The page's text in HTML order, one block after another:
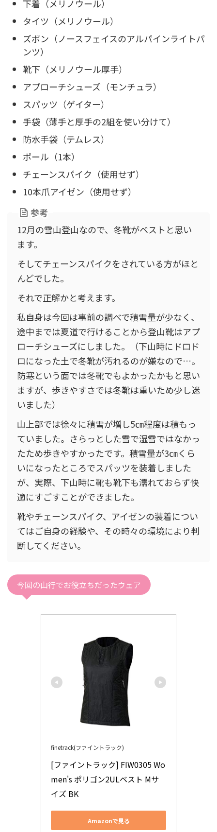
下着（メリノウール）
タイツ（メリノウール）
ズボン（ノースフェイスのアルパインライトパ
ンツ）
靴下（メリノウール厚手）
アプローチシューズ（モンチュラ）
スパッツ（ゲイター）
手袋（薄手と厚手の2組を使い分けて）
防水手袋（テムレス）
ポール（1本）
チェーンスパイク（使用せず）
10本爪アイゼン（使用せず）
参考
12月の雪山登山なので、冬靴がベストと思い
ます。
そしてチェーンスパイクをされている方がほと
んどでした。
それで正解かと考えます。
私自身は今回は事前の調べで積雪量が少なく、
途中までは夏道で行けることから登山靴はアプ
ローチシューズにしました。（下山時にドロド
ロになった土で冬靴が汚れるのが嫌なので…。
防寒という面では冬靴でもよかったかもと思い
ますが、歩きやすさでは冬靴は重いため少し迷
いました）
山上部では徐々に積雪が増し5㎝程度は積もっ
ていました。さらっとした雪で湿雪ではなかっ
たため歩きやすかったです。積雪量が3㎝くら
いになったところでスパッツを装着しました
が、実際、下山時に靴も靴下も濡れておらず快
適にすごすことができました。
靴やチェーンスパイク、アイゼンの装着につい
てはご自身の経験や、その時々の環境により判
断してください。
今回の山行でお役立ちだったウェア
finetrack(ファイントラック)
[ファイントラック] FIW0305 Wo
men's ポリゴン2ULベスト Mサ
イズ BK
Amazonで見る